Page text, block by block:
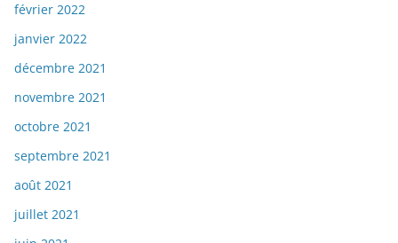
février 2022
janvier 2022
décembre 2021
novembre 2021
octobre 2021
septembre 2021
août 2021
juillet 2021